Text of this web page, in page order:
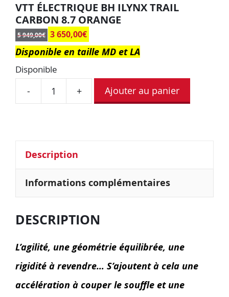
VTT ÉLECTRIQUE BH ILYNX TRAIL
CARBON 8.7 ORANGE
5 949,00€ 3 650,00€
Disponible en taille MD et LA
Disponible
- + Ajouter au panier
Description
Informations complémentaires
DESCRIPTION
L’agilité, une géométrie équilibrée, une
rigidité à revendre… S’ajoutent à cela une
accélération à couper le souffle et une